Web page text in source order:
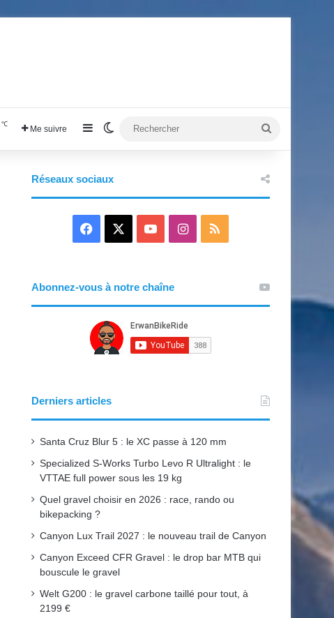
℃ Me suivre Sidebar (barre latérale)
Switch skin
Réseaux sociaux
c
b
o
k
u
u
I
a
a
Abonnez-vous à notre chaîne
Derniers articles
Santa Cruz Blur 5 : le XC passe à 120 mm
Specialized S-Works Turbo Levo R Ultralight : le
VTTAE full power sous les 19 kg
Quel gravel choisir en 2026 : race, rando ou
bikepacking ?
Canyon Lux Trail 2027 : le nouveau trail de Canyon
Canyon Exceed CFR Gravel : le drop bar MTB qui
bouscule le gravel
Welt G200 : le gravel carbone taillé pour tout, à
2199 €